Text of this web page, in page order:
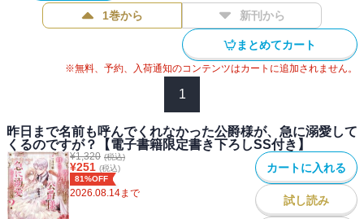
「僕は、君を幸せにできているのだろうか？」
前世で不自由な体となった自分を支え、身を挺して守ってくれた
妻・マリエーヌを今度こそ幸福にすること。死に戻りを果たしたア
レクシア公爵は、その唯一の願いのために奔走していた──過去の記
憶を共有できない寂しさには、気づかないふりをして。一方マリエ
ま、公爵の誕生日祝いに出かけると、二度と会いたくなかった人物
に遭遇してしまい！？
「今世でこそ、愛し合う本当の夫婦になりたい──」
死に戻りで愛を見つけた冷血公爵×不遇なおっとり女神令嬢のやり直
し溺愛ファンタジー、感涙必至の第二巻！
1巻から 新刊から
まとめてカート
※無料、予約、入荷通知のコンテンツはカートに追加されません。
1
昨日まで名前も呼んでくれなかった公爵様が、急に溺愛して
くるのですが？【電子書籍限定書き下ろしSS付き】
¥1,320 (税込)
¥251 (税込)
81%OFF
2026.08.14まで
カートに入れる
試し読み